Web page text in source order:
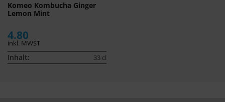
Komeo Kombucha Ginger
Lemon Mint
4.80
inkl. MWST
Inhalt: 33 cl